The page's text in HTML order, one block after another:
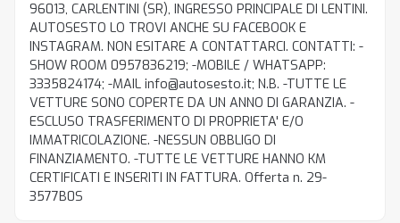
96013, CARLENTINI (SR), INGRESSO PRINCIPALE DI LENTINI.
AUTOSESTO LO TROVI ANCHE SU FACEBOOK E
INSTAGRAM. NON ESITARE A CONTATTARCI. CONTATTI: -
SHOW ROOM 0957836219; -MOBILE / WHATSAPP:
3335824174; -MAIL info@autosesto.it; N.B. -TUTTE LE
VETTURE SONO COPERTE DA UN ANNO DI GARANZIA. -
ESCLUSO TRASFERIMENTO DI PROPRIETA' E/O
IMMATRICOLAZIONE. -NESSUN OBBLIGO DI
FINANZIAMENTO. -TUTTE LE VETTURE HANNO KM
CERTIFICATI E INSERITI IN FATTURA. Offerta n. 29-
3577B0S